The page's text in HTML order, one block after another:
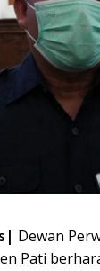
Dewan
Pati